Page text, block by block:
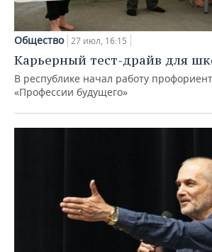
Общество 27 июл, 16:15
Карьерный тест-драйв для
В республике начал работу
«Профессии будущего»